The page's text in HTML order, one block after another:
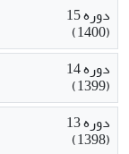
دوره 15
(1400)
دوره 14
(1399)
دوره 13
(1398)